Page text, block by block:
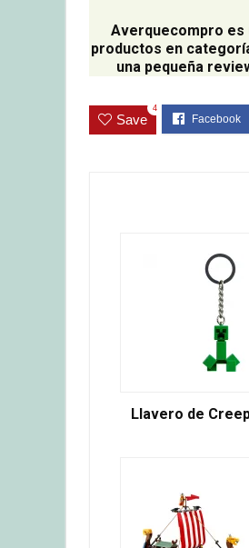
Averquecompro es
productos en
una pequeña
Save
4
Llavero de